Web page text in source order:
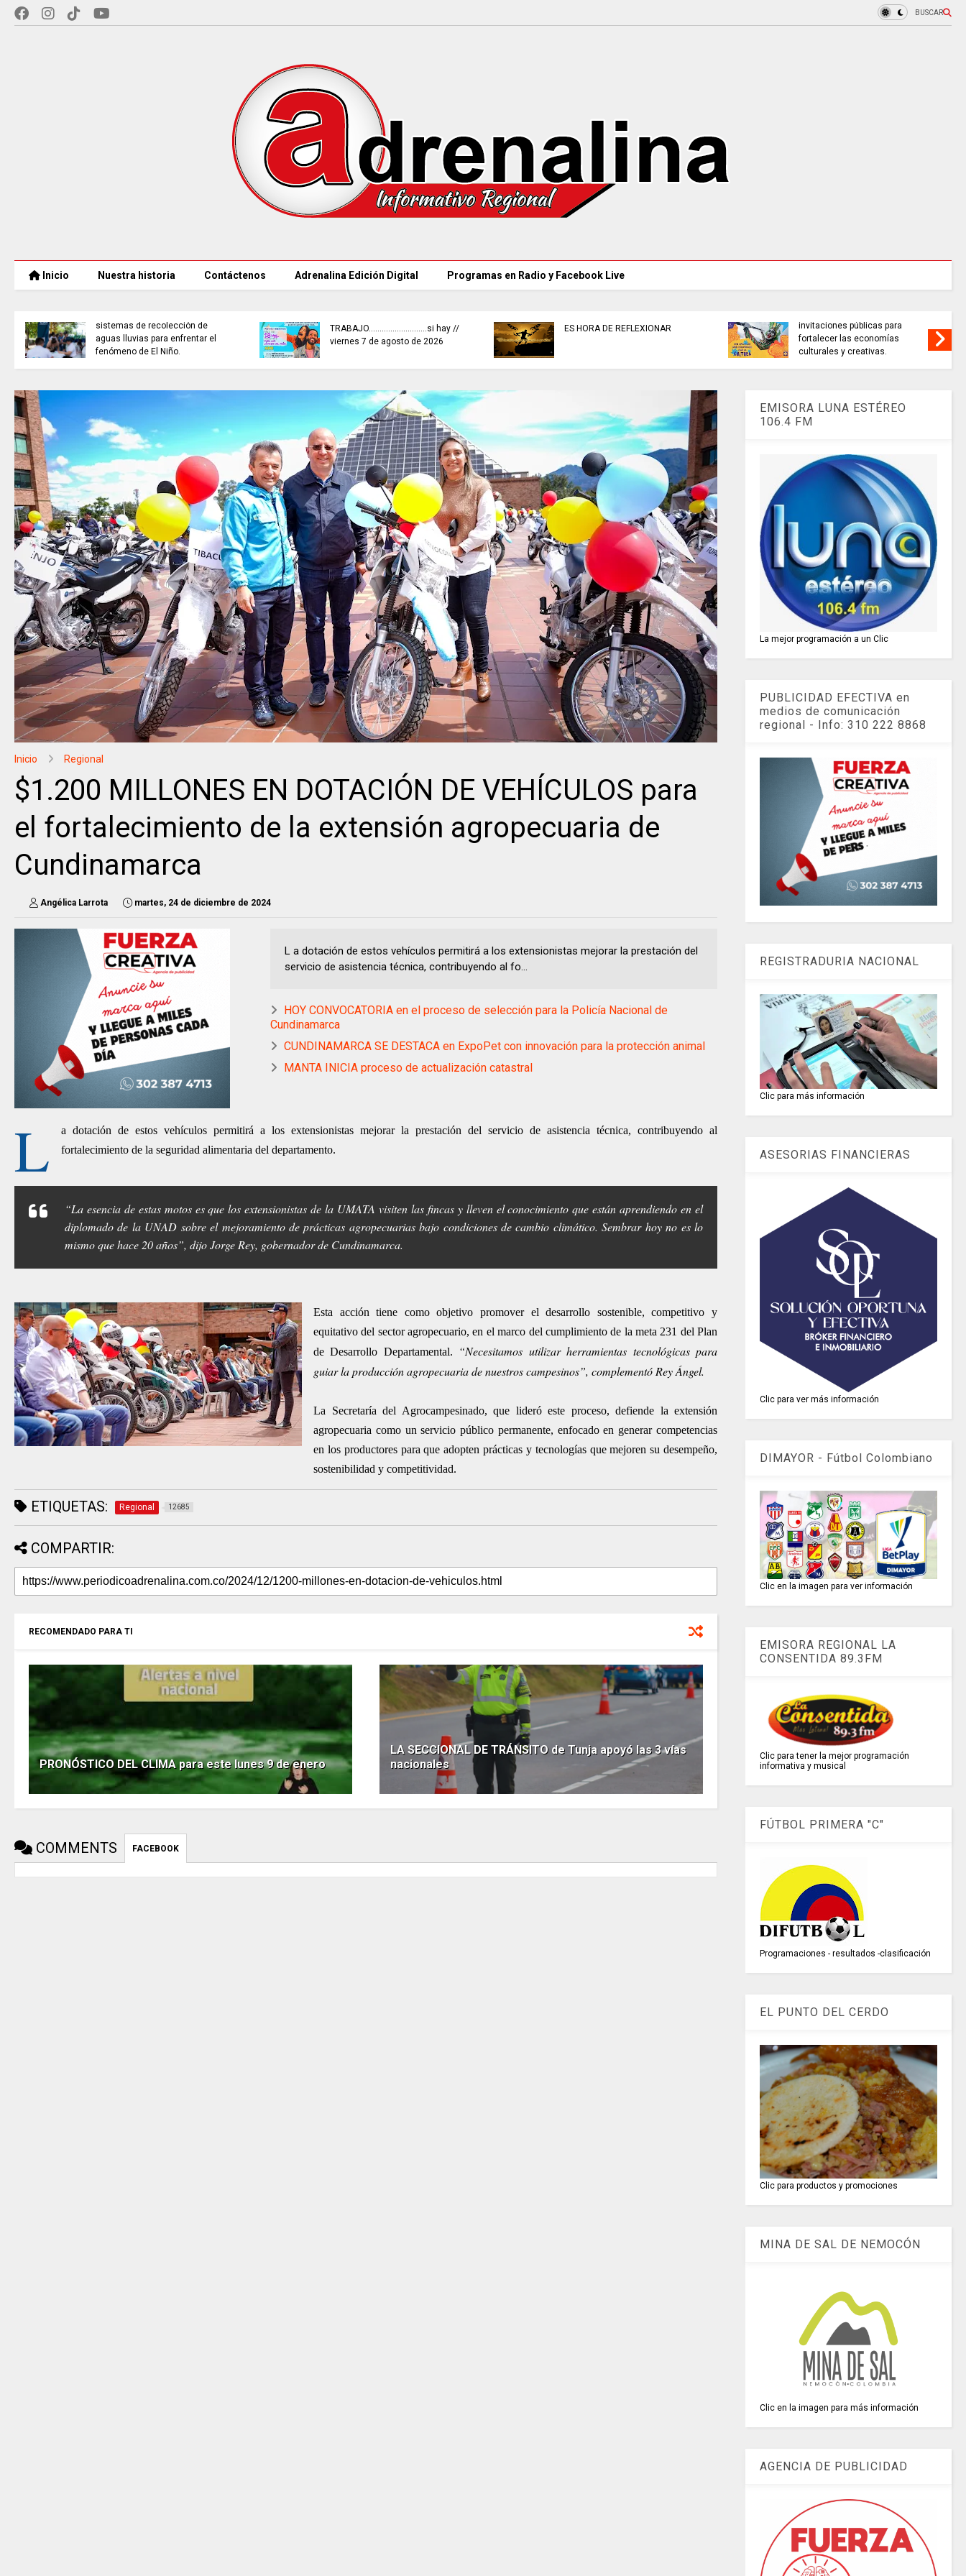
BUSCAR
Inicio Nuestra historia Contáctenos Adrenalina Edición Digital Programas en Radio y Facebook Live
sistemas de recolección de
aguas lluvias para enfrentar el
fenómeno de El Niño.
TRABAJO...........................si hay //
viernes 7 de agosto de 2026
ES HORA DE REFLEXIONAR
invitaciones públicas para
fortalecer las economías
culturales y creativas.
Inicio Regional
$1.200 MILLONES EN DOTACIÓN DE VEHÍCULOS para
el fortalecimiento de la extensión agropecuaria de
Cundinamarca
Angélica Larrota martes, 24 de diciembre de 2024
L a dotación de estos vehículos permitirá a los extensionistas mejorar la prestación del
servicio de asistencia técnica, contribuyendo al fo...
HOY CONVOCATORIA en el proceso de selección para la Policía Nacional de
Cundinamarca
CUNDINAMARCA SE DESTACA en ExpoPet con innovación para la protección animal
MANTA INICIA proceso de actualización catastral
L
a dotación de estos vehículos permitirá a los extensionistas mejorar la prestación del servicio de asistencia técnica, contribuyendo al
fortalecimiento de la seguridad alimentaria del departamento.
“La esencia de estas motos es que los extensionistas de la UMATA visiten las fincas y lleven el conocimiento que están aprendiendo en el
diplomado de la UNAD sobre el mejoramiento de prácticas agropecuarias bajo condiciones de cambio climático. Sembrar hoy no es lo
mismo que hace 20 años”, dijo Jorge Rey, gobernador de Cundinamarca.
Esta acción tiene como objetivo promover el desarrollo sostenible, competitivo y
equitativo del sector agropecuario, en el marco del cumplimiento de la meta 231 del Plan
de Desarrollo Departamental.
“Necesitamos utilizar herramientas tecnológicas para
guiar la producción agropecuaria de nuestros campesinos”, complementó Rey Ángel.
La Secretaría del Agrocampesinado, que lideró este proceso, defiende la extensión
agropecuaria como un servicio público permanente, enfocado en generar competencias
en los productores para que adopten prácticas y tecnologías que mejoren su desempeño,
sostenibilidad y competitividad.
ETIQUETAS: Regional 12685
COMPARTIR:
RECOMENDADO PARA TI
PRONÓSTICO DEL CLIMA para este lunes 9 de enero
LA SECCIONAL DE TRÁNSITO de Tunja apoyó las 3 vías
nacionales
COMMENTS FACEBOOK
EMISORA LUNA ESTÉREO
106.4 FM
La mejor programación a un Clic
PUBLICIDAD EFECTIVA en
medios de comunicación
regional - Info: 310 222 8868
REGISTRADURIA NACIONAL
Clic para más información
ASESORIAS FINANCIERAS
Clic para ver más información
DIMAYOR - Fútbol Colombiano
Clic en la imagen para ver información
EMISORA REGIONAL LA
CONSENTIDA 89.3FM
Clic para tener la mejor programación
informativa y musical
FÚTBOL PRIMERA "C"
Programaciones - resultados -clasificación
EL PUNTO DEL CERDO
Clic para productos y promociones
MINA DE SAL DE NEMOCÓN
Clic en la imagen para más información
AGENCIA DE PUBLICIDAD